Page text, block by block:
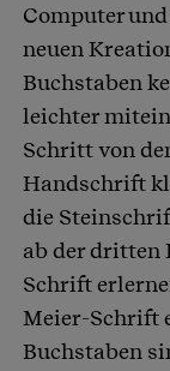
Computer
neuen
Buchstaben
leichter
Schritt von
Handschrift
die
ab der dritten
Schrift
Meier-Schrift
Buchstaben